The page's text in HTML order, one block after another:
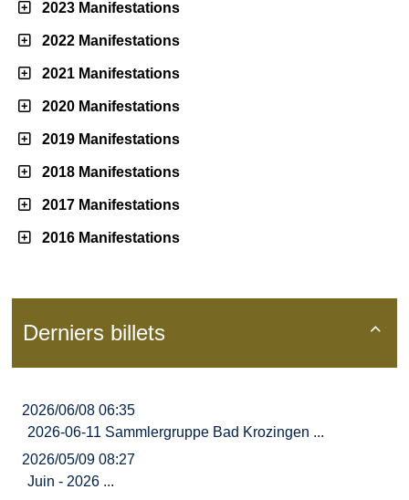
2023 Manifestations
2022 Manifestations
2021 Manifestations
2020 Manifestations
2019 Manifestations
2018 Manifestations
2017 Manifestations
2016 Manifestations

Derniers billets
2026/06/08 06:35
2026-06-11 Sammlergruppe Bad Krozingen ...
2026/05/09 08:27
Juin - 2026 ...